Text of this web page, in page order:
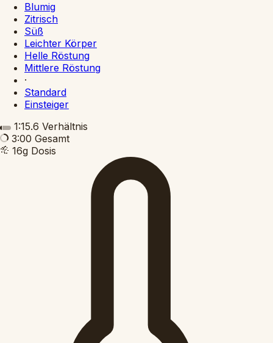
Blumig
Zitrisch
Süß
Leichter Körper
Helle Röstung
Mittlere Röstung
·
Standard
Einsteiger
1:15.6 Verhältnis
3:00 Gesamt
16g Dosis